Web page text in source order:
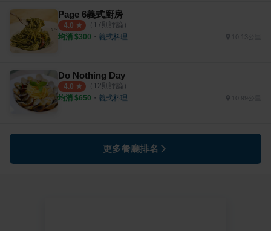
Page 6義式廚房
4.0 （ 17則評論）
均消 $300 ・ 義式料理
Do Nothing Day
4.0 （ 12則評論）
均消 $650 ・ 義式料理
更多餐廳排名